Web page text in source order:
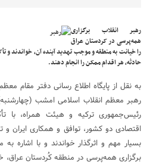
رهبر انقلاب برگزاری
همه‌پرسی در کردستان عراق
را خیانت به منطقه و موجب تهدید آینده آن، خواندند و
حادثه، هر اقدام ممکن را انجام دهند.
به نقل از پایگاه اطلاع رسانی دفتر مقام
رهبر معظم انقلاب اسلامی امشب
رئیس‌جمهوری ترکیه و هیئت همراه، با
اقتصادی دو کشور، توافق و همکاری ایران و
بسیار مهم و اثرگذار خواندند و با اشاره
برگزاری همه‌پرسی در منطقه کُردستان عراق،